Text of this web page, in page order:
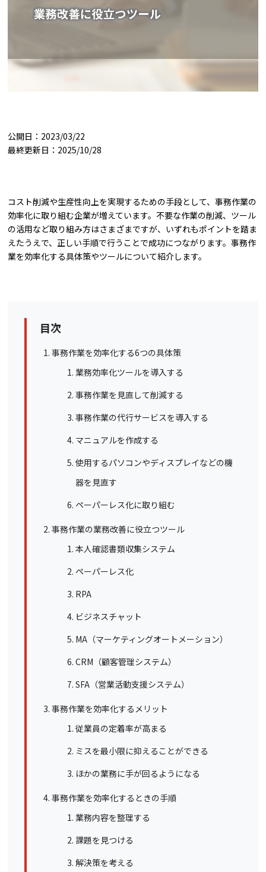
公開日：2023/03/22
最終更新日：2025/10/28
コスト削減や生産性向上を実現するための手段として、事務作業の
効率化に取り組む企業が増えています。不要な作業の削減、ツール
の活用など取り組み方はさまざまですが、いずれもポイントを踏ま
えたうえで、正しい手順で行うことで成功につながります。事務作
業を効率化する具体策やツールについて紹介します。
目次
事務作業を効率化する6つの具体策
業務効率化ツールを導入する
事務作業を見直して削減する
事務作業の代行サービスを導入する
マニュアルを作成する
使用するパソコンやディスプレイなどの機
器を見直す
ペーパーレス化に取り組む
事務作業の業務改善に役立つツール
本人確認書類収集システム
ペーパーレス化
RPA
ビジネスチャット
MA（マーケティングオートメーション）
CRM（顧客管理システム）
SFA（営業活動支援システム）
事務作業を効率化するメリット
従業員の定着率が高まる
ミスを最小限に抑えることができる
ほかの業務に手が回るようになる
事務作業を効率化するときの手順
業務内容を整理する
課題を見つける
解決策を考える